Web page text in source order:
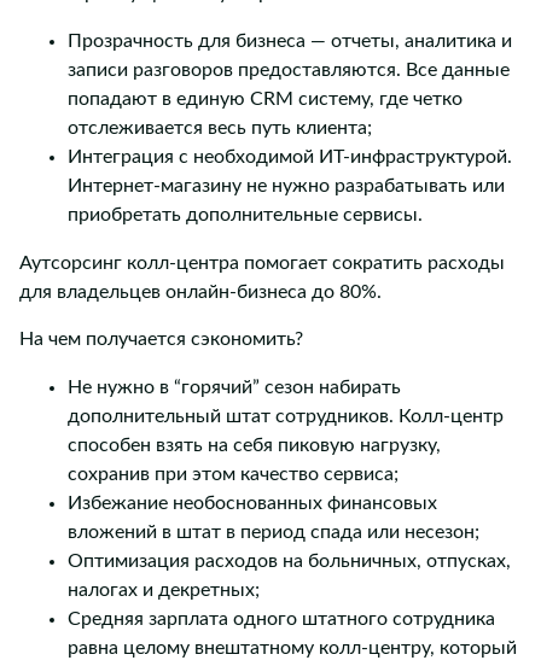
Прозрачность для бизнеса — отчеты, аналитика и
записи разговоров предоставляются. Все данные
попадают в единую CRM систему, где четко
отслеживается весь путь клиента;
Интеграция с необходимой ИТ-инфраструктурой.
Интернет-магазину не нужно разрабатывать или
приобретать дополнительные сервисы.
Аутсорсинг колл-центра помогает сократить расходы
для владельцев онлайн-бизнеса до 80%.
На чем получается сэкономить?
Не нужно в “горячий” сезон набирать
дополнительный штат сотрудников. Колл-центр
способен взять на себя пиковую нагрузку,
сохранив при этом качество сервиса;
Избежание необоснованных финансовых
вложений в штат в период спада или несезон;
Оптимизация расходов на больничных, отпусках,
налогах и декретных;
Средняя зарплата одного штатного сотрудника
равна целому внештатному колл-центру, который